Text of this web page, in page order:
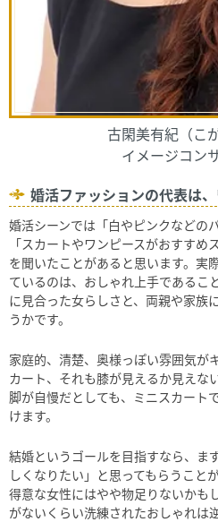
古閑美有紀（こ
イメージコン
婚活ファッションの代表は
婚活シーンでは「白やピンクなどの
「スカートやワンピースがおすす
を聞いたことがあると思います。実
ているのは、おしゃれ上手であるこ
に見合った女らしさと、両親や家族
うかです。
家庭的、清楚、奥様っぽい雰囲気が
カート、それも膝が見えるか見えな
脚が自慢だとしても、ミニスカート
けます。
結婚というゴールを目指すなら、ま
しくなりたい」と思ってもらうこと
得意な女性にはやや物足りないかも
がないくらい洗練されたおしゃれは